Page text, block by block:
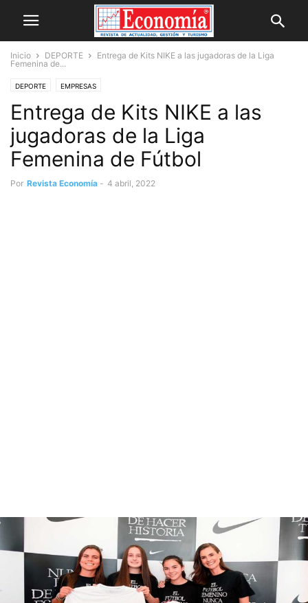
Inicio DEPORTE
Entrega de Kits NIKE a las jugadoras de la Liga
Femenina de...
DEPORTE EMPRESAS
Entrega de Kits NIKE a las
jugadoras de la Liga
Femenina de Fútbol
Por Revista Economía - 4 abril, 2022